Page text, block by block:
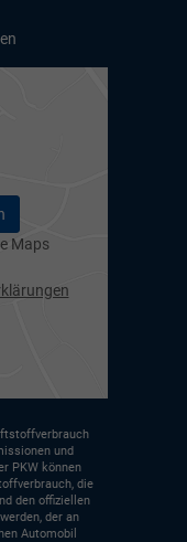
Maps
und
PKW können
die
den offiziellen
der an
Automobil